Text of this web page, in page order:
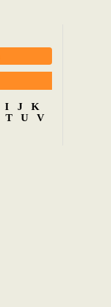
I J
K
T U
V